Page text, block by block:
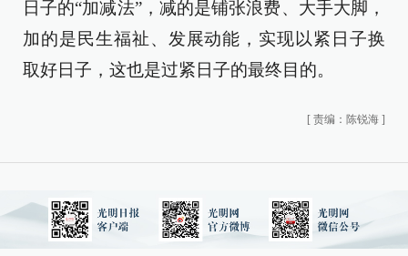
日子的“加减法”，减的是铺张浪费、大手大脚，
加的是民生福祉、发展动能，实现以紧日子换
取好日子，这也是过紧日子的最终目的。
[ 责编：陈锐海 ]